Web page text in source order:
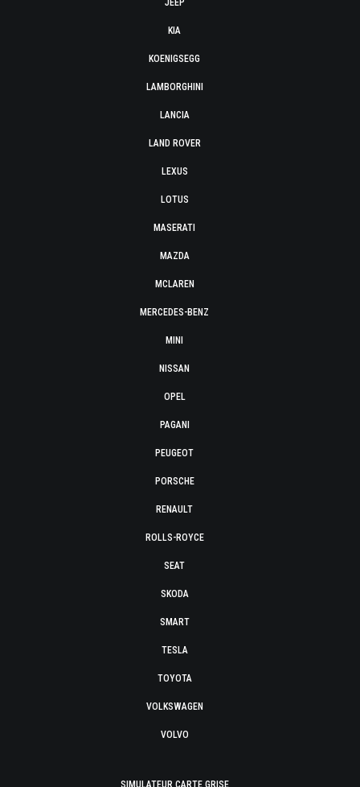
JEEP
KIA
KOENIGSEGG
LAMBORGHINI
LANCIA
LAND ROVER
LEXUS
LOTUS
MASERATI
MAZDA
MCLAREN
MERCEDES-BENZ
MINI
NISSAN
OPEL
PAGANI
PEUGEOT
PORSCHE
RENAULT
ROLLS-ROYCE
SEAT
SKODA
SMART
TESLA
TOYOTA
VOLKSWAGEN
VOLVO
SIMULATEUR CARTE GRISE